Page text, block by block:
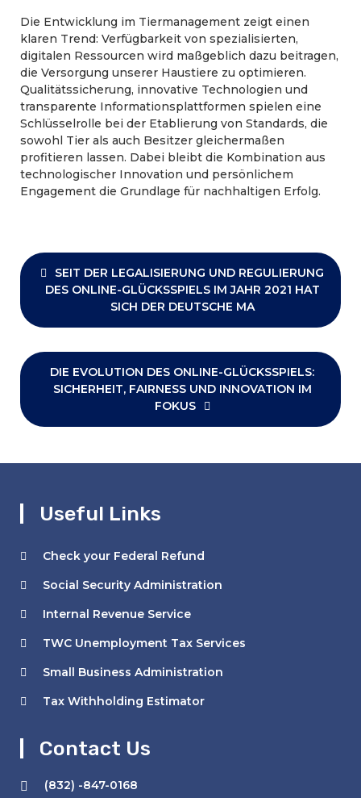
Die Entwicklung im Tiermanagement zeigt einen
klaren Trend: Verfügbarkeit von spezialisierten,
digitalen Ressourcen wird maßgeblich dazu beitragen,
die Versorgung unserer Haustiere zu optimieren.
Qualitätssicherung, innovative Technologien und
transparente Informationsplattformen spielen eine
Schlüsselrolle bei der Etablierung von Standards, die
sowohl Tier als auch Besitzer gleichermaßen
profitieren lassen. Dabei bleibt die Kombination aus
technologischer Innovation und persönlichem
Engagement die Grundlage für nachhaltigen Erfolg.
Post
navigation
SEIT DER LEGALISIERUNG UND REGULIERUNG
DES ONLINE-GLÜCKSSPIELS IM JAHR 2021 HAT
SICH DER DEUTSCHE MA
DIE EVOLUTION DES ONLINE-GLÜCKSSPIELS:
SICHERHEIT, FAIRNESS UND INNOVATION IM
FOKUS
Useful Links
Check your Federal Refund
Social Security Administration
Internal Revenue Service
TWC Unemployment Tax Services
Small Business Administration
Tax Withholding Estimator
Contact Us
(832) -847-0168